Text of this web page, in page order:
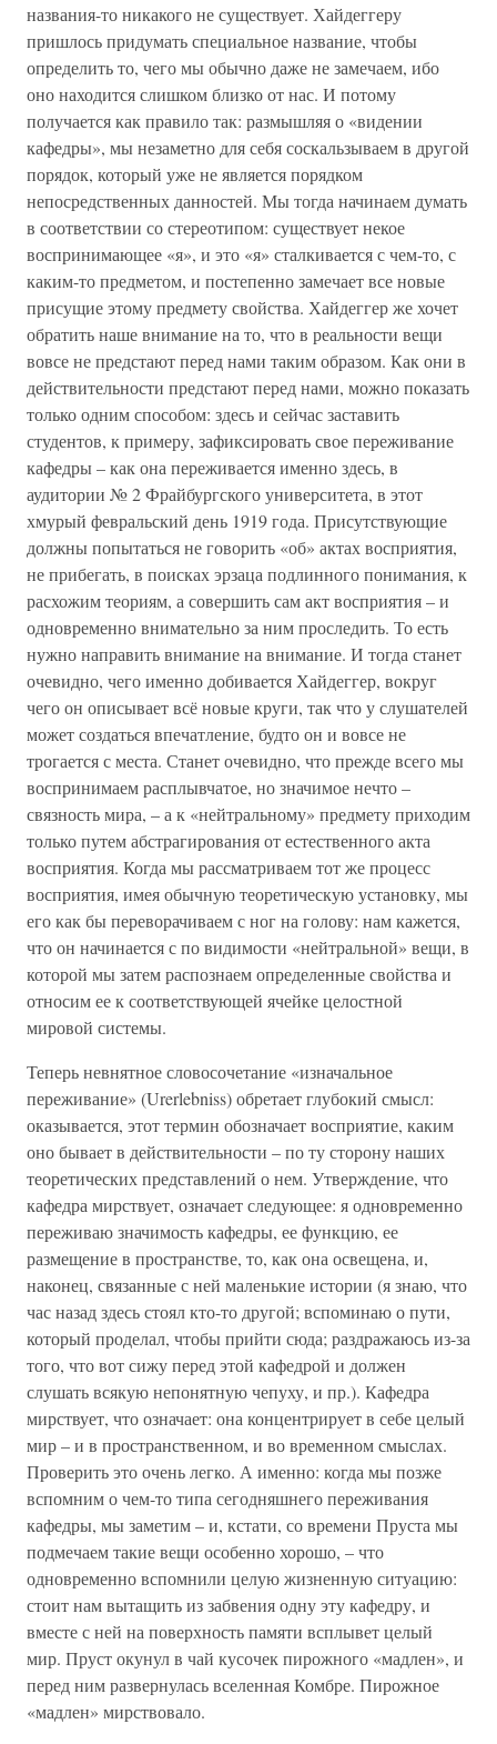
названия-то никакого не существует. Хайдеггеру
пришлось придумать специальное название, чтобы
определить то, чего мы обычно даже не замечаем, ибо
оно находится слишком близко от нас. И потому
получается как правило так: размышляя о «видении
кафедры», мы незаметно для себя соскальзываем в другой
порядок, который уже не является порядком
непосредственных данностей. Мы тогда начинаем думать
в соответствии со стереотипом: существует некое
воспринимающее «я», и это «я» сталкивается с чем-то, с
каким-то предметом, и постепенно замечает все новые
присущие этому предмету свойства. Хайдеггер же хочет
обратить наше внимание на то, что в реальности вещи
вовсе не предстают перед нами таким образом. Как они в
действительности предстают перед нами, можно показать
только одним способом: здесь и сейчас заставить
студентов, к примеру, зафиксировать свое переживание
кафедры – как она переживается именно здесь, в
аудитории № 2 Фрайбургского университета, в этот
хмурый февральский день 1919 года. Присутствующие
должны попытаться не говорить «об» актах восприятия,
не прибегать, в поисках эрзаца подлинного понимания, к
расхожим теориям, а совершить сам акт восприятия – и
одновременно внимательно за ним проследить. То есть
нужно направить внимание на внимание. И тогда станет
очевидно, чего именно добивается Хайдеггер, вокруг
чего он описывает всё новые круги, так что у слушателей
может создаться впечатление, будто он и вовсе не
трогается с места. Станет очевидно, что прежде всего мы
воспринимаем расплывчатое, но значимое нечто –
связность мира, – а к «нейтральному» предмету приходим
только путем абстрагирования от естественного акта
восприятия. Когда мы рассматриваем тот же процесс
восприятия, имея обычную теоретическую установку, мы
его как бы переворачиваем с ног на голову: нам кажется,
что он начинается с по видимости «нейтральной» вещи, в
которой мы затем распознаем определенные свойства и
относим ее к соответствующей ячейке целостной
мировой системы.
Теперь невнятное словосочетание «изначальное
переживание» (Urerlebniss) обретает глубокий смысл:
оказывается, этот термин обозначает восприятие, каким
оно бывает в действительности – по ту сторону наших
теоретических представлений о нем. Утверждение, что
кафедра мирствует, означает следующее: я одновременно
переживаю значимость кафедры, ее функцию, ее
размещение в пространстве, то, как она освещена, и,
наконец, связанные с ней маленькие истории (я знаю, что
час назад здесь стоял кто-то другой; вспоминаю о пути,
который проделал, чтобы прийти сюда; раздражаюсь из-за
того, что вот сижу перед этой кафедрой и должен
слушать всякую непонятную чепуху, и пр.). Кафедра
мирствует, что означает: она концентрирует в себе целый
мир – и в пространственном, и во временном смыслах.
Проверить это очень легко. А именно: когда мы позже
вспомним о чем-то типа сегодняшнего переживания
кафедры, мы заметим – и, кстати, со времени Пруста мы
подмечаем такие вещи особенно хорошо, – что
одновременно вспомнили целую жизненную ситуацию:
стоит нам вытащить из забвения одну эту кафедру, и
вместе с ней на поверхность памяти всплывет целый
мир. Пруст окунул в чай кусочек пирожного «мадлен», и
перед ним развернулась вселенная Комбре. Пирожное
«мадлен» мирствовало.